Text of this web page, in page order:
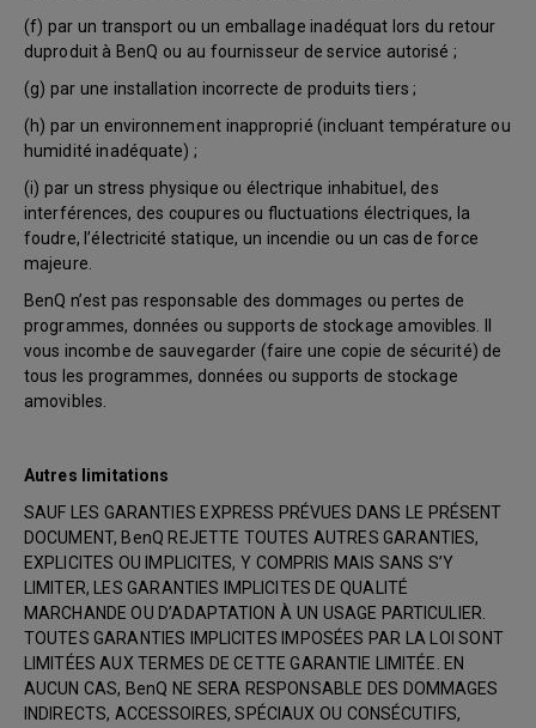
(f) par un transport ou un emballage inadéquat lors du retour
duproduit à BenQ ou au fournisseur de service autorisé ;
(g) par une installation incorrecte de produits tiers ;
(h) par un environnement inapproprié (incluant température ou
humidité inadéquate) ;
(i) par un stress physique ou électrique inhabituel, des
interférences, des coupures ou fluctuations électriques, la
foudre, l’électricité statique, un incendie ou un cas de force
majeure.
BenQ n’est pas responsable des dommages ou pertes de
programmes, données ou supports de stockage amovibles. Il
vous incombe de sauvegarder (faire une copie de sécurité) de
tous les programmes, données ou supports de stockage
amovibles.
Autres limitations
SAUF LES GARANTIES EXPRESS PRÉVUES DANS LE PRÉSENT
DOCUMENT, BenQ REJETTE TOUTES AUTRES GARANTIES,
EXPLICITES OU IMPLICITES, Y COMPRIS MAIS SANS S’Y
LIMITER, LES GARANTIES IMPLICITES DE QUALITÉ
MARCHANDE OU D’ADAPTATION À UN USAGE PARTICULIER.
TOUTES GARANTIES IMPLICITES IMPOSÉES PAR LA LOI SONT
LIMITÉES AUX TERMES DE CETTE GARANTIE LIMITÉE. EN
AUCUN CAS, BenQ NE SERA RESPONSABLE DES DOMMAGES
INDIRECTS, ACCESSOIRES, SPÉCIAUX OU CONSÉCUTIFS,